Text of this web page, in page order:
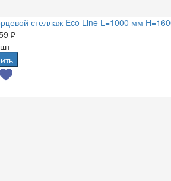
стеллаж Eco Line L=1000 мм
₽